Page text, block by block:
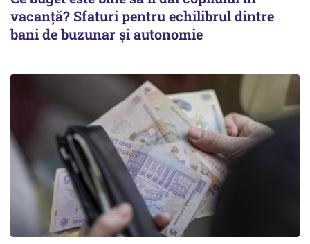
vacanță? Sfaturi pentru echilibrul dintre
bani de buzunar și autonomie